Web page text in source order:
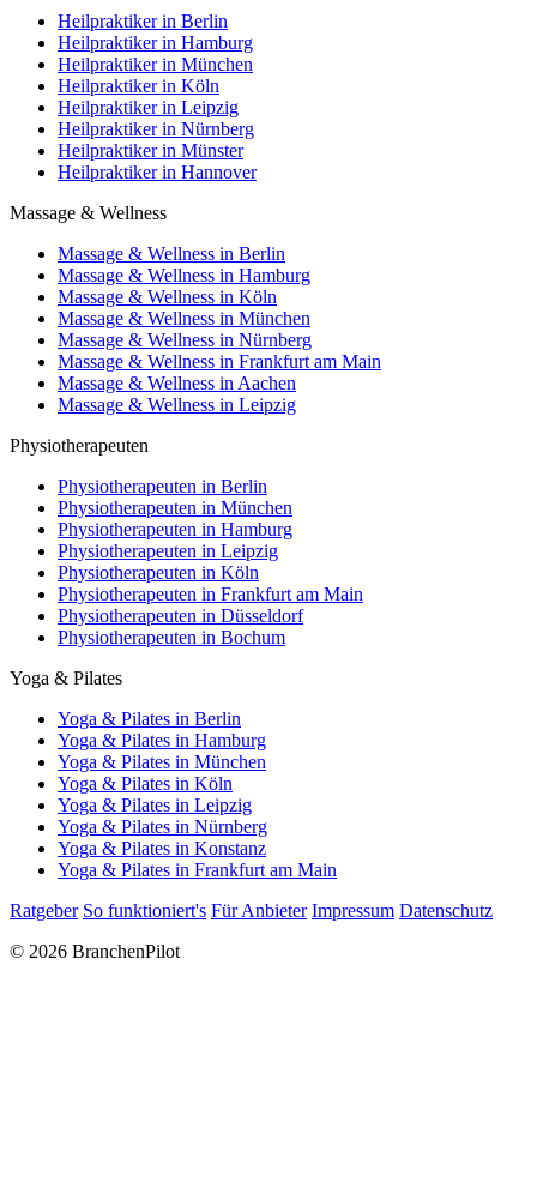
Heilpraktiker in Berlin
Heilpraktiker in Hamburg
Heilpraktiker in München
Heilpraktiker in Köln
Heilpraktiker in Leipzig
Heilpraktiker in Nürnberg
Heilpraktiker in Münster
Heilpraktiker in Hannover
Massage & Wellness
Massage & Wellness in Berlin
Massage & Wellness in Hamburg
Massage & Wellness in Köln
Massage & Wellness in München
Massage & Wellness in Nürnberg
Massage & Wellness in Frankfurt am Main
Massage & Wellness in Aachen
Massage & Wellness in Leipzig
Physiotherapeuten
Physiotherapeuten in Berlin
Physiotherapeuten in München
Physiotherapeuten in Hamburg
Physiotherapeuten in Leipzig
Physiotherapeuten in Köln
Physiotherapeuten in Frankfurt am Main
Physiotherapeuten in Düsseldorf
Physiotherapeuten in Bochum
Yoga & Pilates
Yoga & Pilates in Berlin
Yoga & Pilates in Hamburg
Yoga & Pilates in München
Yoga & Pilates in Köln
Yoga & Pilates in Leipzig
Yoga & Pilates in Nürnberg
Yoga & Pilates in Konstanz
Yoga & Pilates in Frankfurt am Main
Ratgeber So funktioniert's Für Anbieter Impressum Datenschutz
© 2026 BranchenPilot